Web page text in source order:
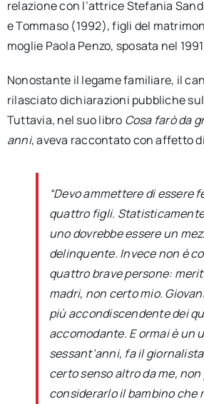
relazione con l’attrice Stefania
e Tommaso (1992), figli del
moglie Paola Penzo, sposata nel
Nonostante il legame familiare, il
rilasciato dichiarazioni pubbliche
Tuttavia, nel suo libro Cosa farò da
anni, aveva raccontato con affetto
“Devo ammettere di essere
quattro figli.
uno dovrebbe essere un
delinquente. Invece non è
quattro brave persone:
madri, non certo mio.
più accondiscendente dei
accomodante. E ormai è un
sessant’anni, fa il
certo senso altro da me, non
considerarlo il bambino che